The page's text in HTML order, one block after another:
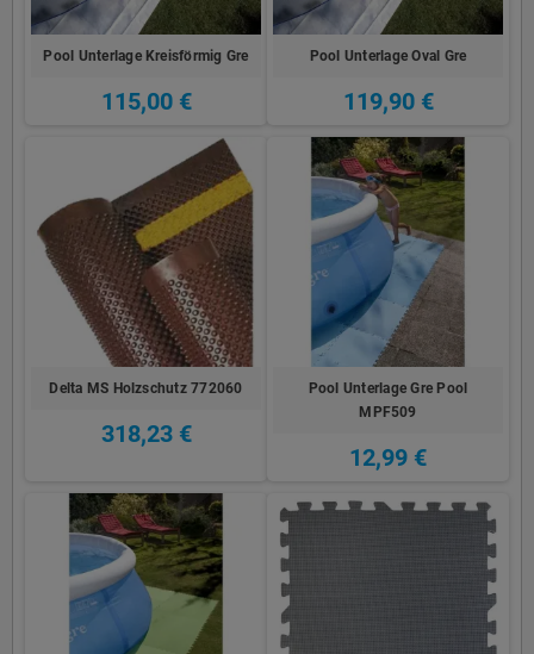
Pool Unterlage Kreisförmig Gre
115,00 €
Pool Unterlage Oval Gre
119,90 €
Delta MS Holzschutz 772060
318,23 €
Pool Unterlage Gre Pool
MPF509
12,99 €